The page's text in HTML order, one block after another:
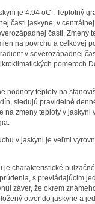
je 4.94 oC . Teplotný
časti jaskyne, v
časti. Zmeny
na povrchu a celkovej
v severozápadnej
pomeroch
hodnoty teploty na
sledujú pravidelné
na zmeny teploty v jaskyni
v jaskyni je veľmi
je charakteristické
s prevládajúcim
záver, že okrem
otvor do jaskyne a